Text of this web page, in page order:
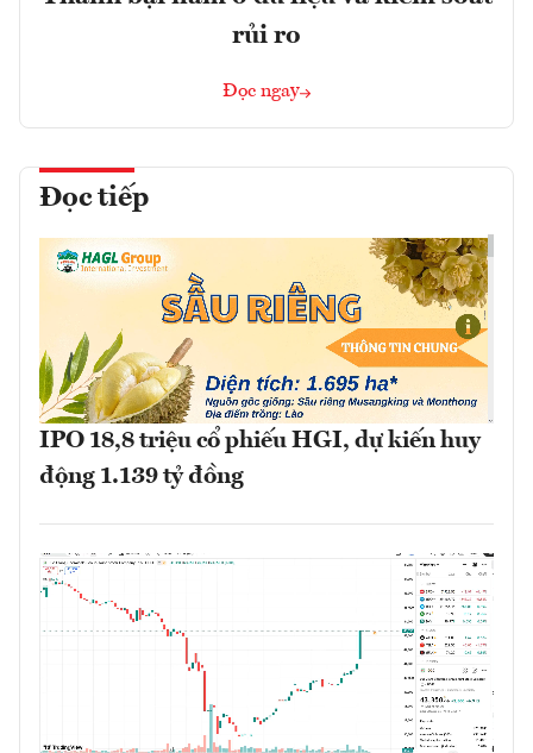
rủi ro
Đọc ngay
Đọc tiếp
IPO 18,8 triệu cổ phiếu HGI, dự kiến huy
động 1.139 tỷ đồng